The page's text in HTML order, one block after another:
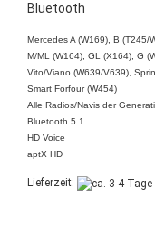
Bluetooth
Mercedes A (W169), B (T245/
M/ML (W164), GL (X164), G
Vito/Viano (W639/V639),
Smart Forfour (W454)
Alle Radios/Navis der
Bluetooth 5.1
HD Voice
aptX HD
Lieferzeit: